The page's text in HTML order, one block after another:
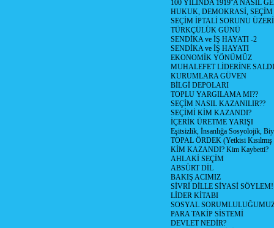
100 YILINDA 1919''A NASIL
HUKUK, DEMOKRASİ, SEÇİM
SEÇİM İPTALİ SORUNU
TÜRKÇÜLÜK GÜNÜ
SENDİKA ve İŞ HAYATI -2
SENDİKA ve İŞ HAYATI
EKONOMİK YÖNÜMÜZ
MUHALEFET LİDERİNE
KURUMLARA GÜVEN
BİLGİ DEPOLARI
TOPLU YARGILAMA MI??
SEÇİM NASIL KAZANILIR??
SEÇİMİ KİM KAZANDI?
İÇERİK ÜRETME YARIŞI
Eşitsizlik, İnsanlığa Sosyolojik,
TOPAL ÖRDEK (Yetkisi
KİM KAZANDI? Kim Kaybetti?
AHLAKİ SEÇİM
ABSÜRT DİL
BAKIŞ ACIMIZ
SİVRİ DİLLE SİYASİ
LİDER KİTABI
SOSYAL
PARA TAKİP SİSTEMİ
DEVLET NEDİR?